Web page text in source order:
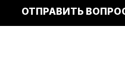
ОТПРАВИТЬ